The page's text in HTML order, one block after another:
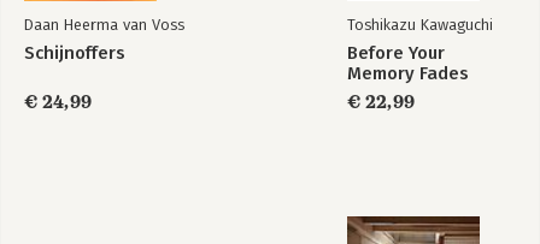
Daan Heerma van Voss
Schijnoffers
€ 24,99
Toshikazu Kawaguchi
Before Your
Memory Fades
€ 22,99